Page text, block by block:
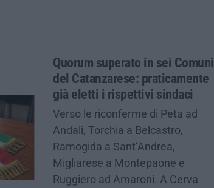
Quorum superato in sei Comuni
del Catanzarese: praticamente
già eletti i rispettivi sindaci
Verso le riconferme di Peta ad
Andali, Torchia a Belcastro,
Ramogida a Sant’Andrea,
Migliarese a Montepaone e
Ruggiero ad Amaroni. A Cerva